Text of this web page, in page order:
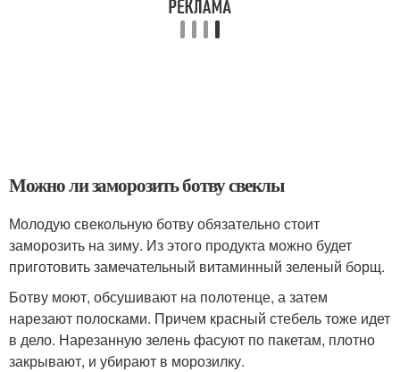
Можно ли заморозить ботву свеклы
Молодую свекольную ботву обязательно стоит
заморозить на зиму. Из этого продукта можно будет
приготовить замечательный витаминный зеленый борщ.
Ботву моют, обсушивают на полотенце, а затем
нарезают полосками. Причем красный стебель тоже идет
в дело. Нарезанную зелень фасуют по пакетам, плотно
закрывают, и убирают в морозилку.